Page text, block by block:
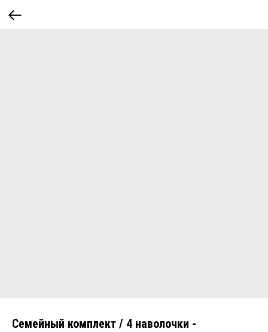
Семейный комплект / 4 наволочки -